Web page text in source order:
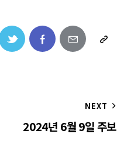
NEXT
2024년 6월 9일 주보